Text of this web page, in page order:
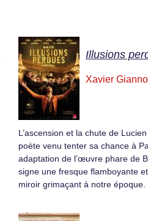
Illusions
Xavier
L’ascension et la chute de
poète venu tenter sa chance à
adaptation de l’œuvre phare de
signe une fresque flamboyante
miroir grimaçant à notre époque.